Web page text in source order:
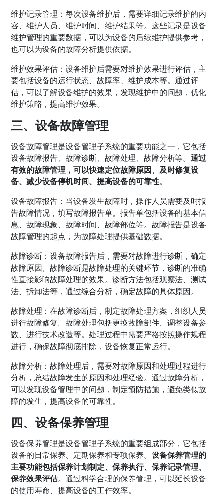
维护记录管理：每次设备维护后，需要详细记录维护的内
容、维护人员、维护时间、维护结果等。这些记录是设备
维护管理的重要数据，可以为设备的后续维护提供参考，
也可以为设备的故障分析提供依据。
维护效果评估：设备维护后需要对维护效果进行评估，主
要包括设备的运行状态、故障率、维护成本等。通过评
估，可以了解设备维护的效果，发现维护中的问题，优化
维护策略，提高维护效果。
三、设备故障管理
设备故障管理是设备管理子系统的重要功能之一，它包括
设备故障报告、故障诊断、故障处理、故障分析等。通过
有效的故障管理，可以快速定位故障原因、及时修复设
备、减少设备停机时间、提高设备的可靠性。
设备故障报告：当设备发生故障时，操作人员需要及时报
告故障情况，填写故障报告单。报告单包括设备的基本信
息、故障现象、故障时间、故障部位等。故障报告是设备
故障管理的起点，为故障处理提供基础数据。
故障诊断：设备故障报告后，需要对故障进行诊断，确定
故障原因。故障诊断是故障处理的关键环节，诊断的准确
性直接影响故障处理的效果。诊断方法包括观察法、测试
法、拆卸法等，通过综合分析，确定故障的具体原因。
故障处理：在故障诊断后，制定故障处理方案，组织人员
进行故障修复。故障处理包括更换故障部件、调整设备参
数、进行技术改造等。处理过程中需要严格按照操作规程
进行，确保故障彻底排除，设备恢复正常运行。
故障分析：故障处理后，需要对故障原因和处理过程进行
分析，总结故障发生的原因和处理经验。通过故障分析，
可以发现设备管理中的问题，制定预防措施，避免类似故
障的发生，提高设备的可靠性。
四、设备保养管理
设备保养管理是设备管理子系统的重要组成部分，它包括
设备的日常保养、定期保养和专项保养。设备保养管理的
主要功能包括保养计划制定、保养执行、保养记录管理、
保养效果评估。通过科学合理的保养管理，可以延长设备
的使用寿命、提高设备的工作效率。